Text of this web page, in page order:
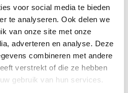
voor social media te bieden
te analyseren. Ook delen we
van onze site met onze
adverteren en analyse. Deze
combineren met andere
verstrekt of die ze hebben
gebruik van hun services.
en stimuleert het gevoel van
en het (opnieuw) leren kennen van
groepsreis bij SailWise een
een mytylschool,
of school voor speciaal onderwijs.
en accommodaties zorgen
te genieten!